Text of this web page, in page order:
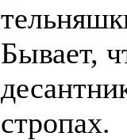
Бывает,
стропах.